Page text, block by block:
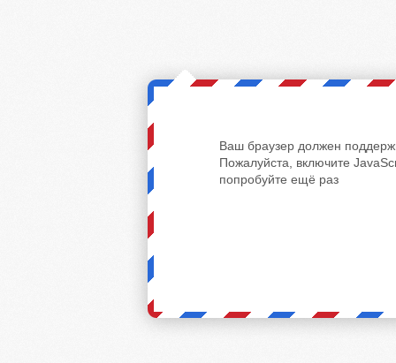
Ваш браузер должен
Пожалуйста, включите
попробуйте ещё раз